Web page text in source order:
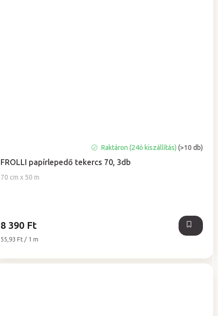
FROLLI papírlepedő tekercs 70, 3db
70 cm x 50 m
átlagos
értékelése
Raktáron (24ó kiszállítás)(>10 db)
8 390 Ft
Egységár:
55,93 Ft / 1 m